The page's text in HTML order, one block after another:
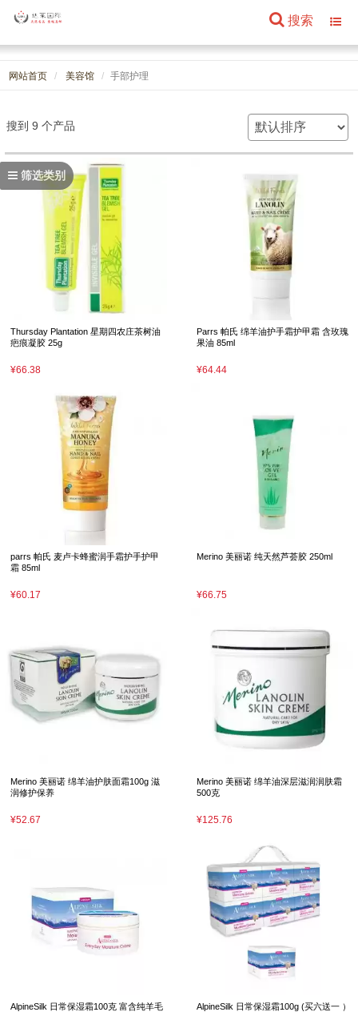
搜索
网站首页 美容馆 手部护理
筛选类别
搜到 9 个产品
Thursday Plantation 星期四农庄茶树油
疤痕凝胶 25g
¥66.38
Parrs 帕氏 绵羊油护手霜护甲霜 含玫瑰
果油 85ml
¥64.44
parrs 帕氏 麦卢卡蜂蜜润手霜护手护甲
霜 85ml
¥60.17
Merino 美丽诺 纯天然芦荟胶 250ml
¥66.75
Merino 美丽诺 绵羊油护肤面霜100g 滋
润修护保养
¥52.67
Merino 美丽诺 绵羊油深层滋润润肤霜
500克
¥125.76
AlpineSilk 日常保湿霜100克 富含纯羊毛
AlpineSilk 日常保湿霜100g (买六送一 ）